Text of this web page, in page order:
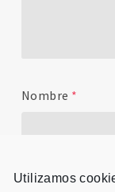
Nombre *
Utilizamos